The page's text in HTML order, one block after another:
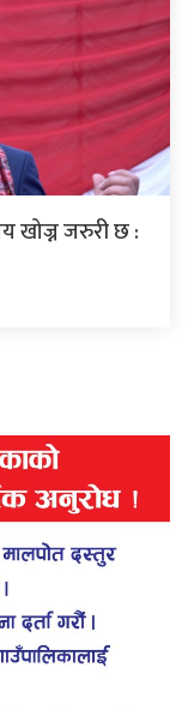
खोज्न जरुरी छ :